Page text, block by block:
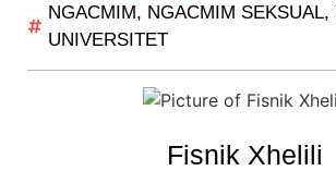
NGACMIM, NGACMIM SEKSUAL,
UNIVERSITET
Fisnik Xhelili